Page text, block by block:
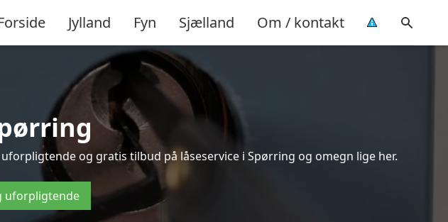
Jylland Fyn Sjælland Om / kontakt
og gratis tilbud på låseservice i Spørring og omegn lige her.
uforpligtende